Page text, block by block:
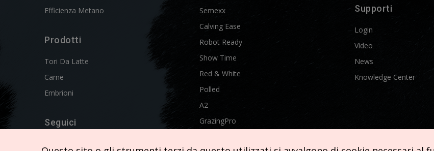
Efficienza Metano
Prodotti
Tori Da Latte
Carne
Embrioni
Seguici
Semexx
Calving Ease
Robot Ready
Show Time
Red & White
Polled
A2
GrazingPro
Supporti
Login
Video
News
Knowledge Center